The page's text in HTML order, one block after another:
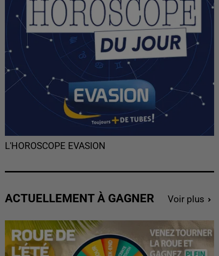
L'HOROSCOPE EVASION
ACTUELLEMENT À GAGNER Voir plus